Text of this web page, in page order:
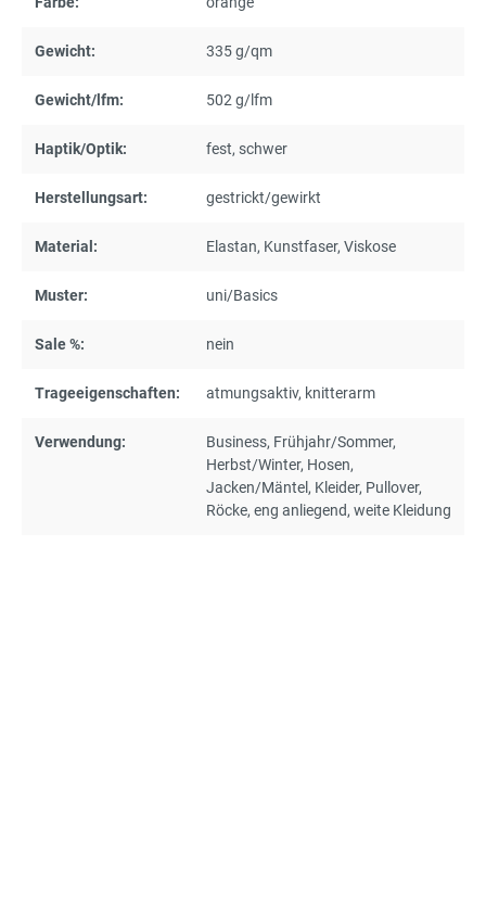
Gewicht: 335 g/qm
Gewicht/lfm: 502 g/lfm
Haptik/Optik: fest, schwer
Herstellungsart: gestrickt/gewirkt
Material: Elastan, Kunstfaser, Viskose
Muster: uni/Basics
Sale %: nein
Trageeigenschaften: atmungsaktiv, knitterarm
Verwendung: Business, Frühjahr/Sommer,
Herbst/Winter, Hosen,
Jacken/Mäntel , Kleider, Pullover,
Röcke, eng anliegend, weite Kleidung